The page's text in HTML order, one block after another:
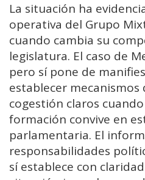
La situación ha
operativa del Grupo
cuando cambia su
legislatura. El caso de
pero sí pone de
establecer
cogestión claros
formación convive en
parlamentaria. El
responsabilidades
sí establece con